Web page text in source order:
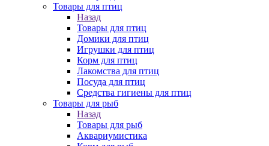
Товары для птиц
Назад
Товары для птиц
Домики для птиц
Игрушки для птиц
Корм для птиц
Лакомства для птиц
Посуда для птиц
Средства гигиены для птиц
Товары для рыб
Назад
Товары для рыб
Аквариумистика